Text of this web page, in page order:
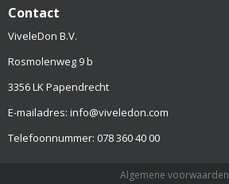
Contact
ViveleDon B.V.
Rosmolenweg 9 b
3356 LK Papendrecht
E-mailadres: info@viveledon.com
Telefoonnummer: 078 360 40 00
Algemene voorwaarden